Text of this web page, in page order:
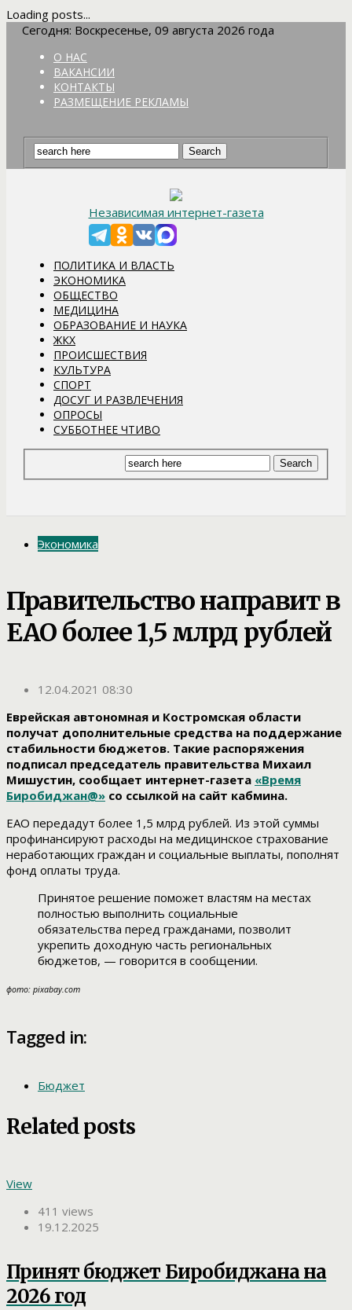
Loading posts...
Сегодня: Воскресенье, 09 августа 2026 года
О НАС
ВАКАНСИИ
КОНТАКТЫ
РАЗМЕЩЕНИЕ РЕКЛАМЫ
Независимая интернет-газета
ПОЛИТИКА И ВЛАСТЬ
ЭКОНОМИКА
ОБЩЕСТВО
МЕДИЦИНА
ОБРАЗОВАНИЕ И НАУКА
ЖКХ
ПРОИСШЕСТВИЯ
КУЛЬТУРА
СПОРТ
ДОСУГ И РАЗВЛЕЧЕНИЯ
ОПРОСЫ
СУББОТНЕЕ ЧТИВО
Экономика
Правительство направит в
ЕАО более 1,5 млрд рублей
12.04.2021 08:30
Еврейская автономная и Костромская области
получат дополнительные средства на поддержание
стабильности бюджетов. Такие распоряжения
подписал председатель правительства Михаил
Мишустин, сообщает интернет-газета «Время
Биробиджан@» со ссылкой на сайт кабмина.
ЕАО передадут более 1,5 млрд рублей. Из этой суммы
профинансируют расходы на медицинское страхование
неработающих граждан и социальные выплаты, пополнят
фонд оплаты труда.
Принятое решение поможет властям на местах
полностью выполнить социальные
обязательства перед гражданами, позволит
укрепить доходную часть региональных
бюджетов, — говорится в сообщении.
фото: pixabay.com
Tagged in:
Бюджет
Related posts
View
411 views
19.12.2025
Принят бюджет Биробиджана на
2026 год